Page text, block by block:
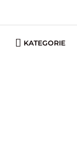
springen
KATEGORIE